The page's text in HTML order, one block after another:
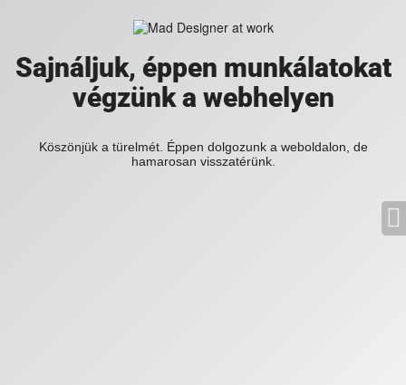
Sajnáljuk, éppen munkálatokat
végzünk a webhelyen
Köszönjük a türelmét. Éppen dolgozunk a weboldalon, de
hamarosan visszatérünk.